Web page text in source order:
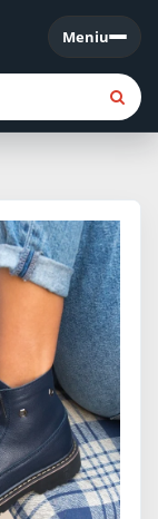
Meniu
Meniu